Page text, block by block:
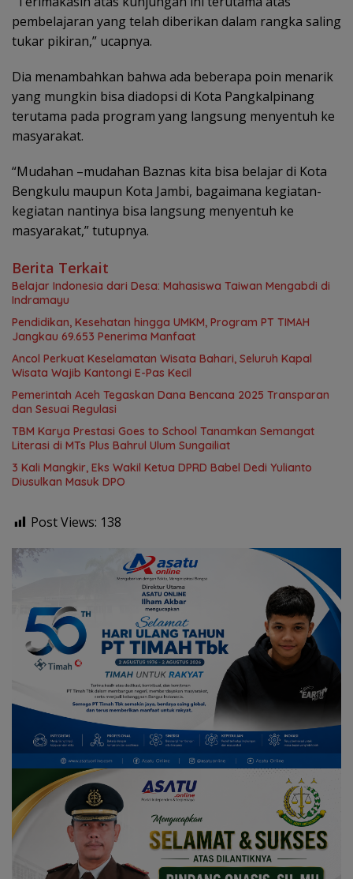
pembelajaran yang telah diberikan dalam rangka saling
tukar pikiran,” ucapnya.
Dia menambahkan bahwa ada beberapa poin menarik
yang mungkin bisa diadopsi di Kota Pangkalpinang
terutama pada program yang langsung menyentuh ke
masyarakat.
“Mudahan –mudahan Baznas kita bisa belajar di Kota
Bengkulu maupun Kota Jambi, bagaimana kegiatan-
kegiatan nantinya bisa langsung menyentuh ke
masyarakat,” tutupnya.
Berita Terkait
Belajar Indonesia dari Desa: Mahasiswa Taiwan Mengabdi di
Indramayu
Pendidikan, Kesehatan hingga UMKM, Program PT TIMAH
Jangkau 69.653 Penerima Manfaat
Ancol Perkuat Keselamatan Wisata Bahari, Seluruh Kapal
Wisata Wajib Kantongi E-Pas Kecil
Pemerintah Aceh Tegaskan Dana Bencana 2025 Transparan
dan Sesuai Regulasi
TBM Karya Prestasi Goes to School Tanamkan Semangat
Literasi di MTs Plus Bahrul Ulum Sungailiat
3 Kali Mangkir, Eks Wakil Ketua DPRD Babel Dedi Yulianto
Diusulkan Masuk DPO
Post Views: 138